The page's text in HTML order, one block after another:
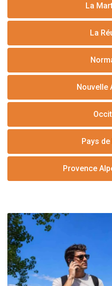
La
La
Nouvelle
Pays
Provence